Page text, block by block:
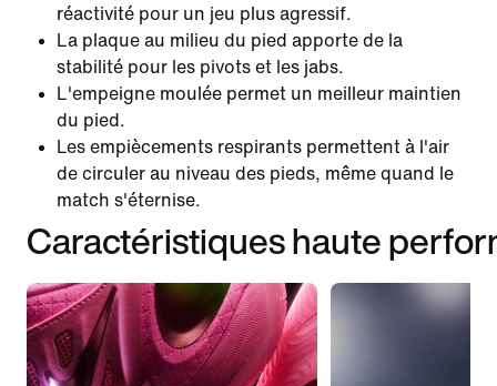
réactivité pour un jeu plus agressif.
La plaque au milieu du pied apporte de la
stabilité pour les pivots et les jabs.
L'empeigne moulée permet un meilleur maintien
du pied.
Les empiècements respirants permettent à l'air
de circuler au niveau des pieds, même quand le
match s'éternise.
Caractéristiques haute